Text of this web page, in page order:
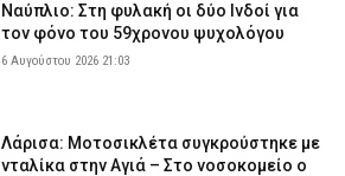
Ναύπλιο: Στη φυλακή οι δύο Ινδοί για
τον φόνο του 59χρονου ψυχολόγου
6 Αυγούστου 2026 21:03
Λάρισα: Μοτοσικλέτα συγκρούστηκε με
νταλίκα στην Αγιά – Στο νοσοκομείο ο